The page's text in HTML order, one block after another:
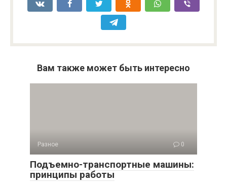
Вам также может быть интересно
Разное 0
Подъемно-транспортные машины:
принципы работы